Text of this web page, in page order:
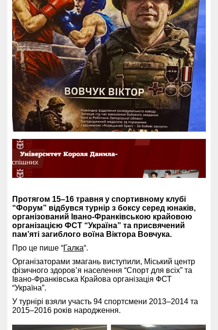
Протягом 15–16 травня у спортивному клубі
“Форум” відбувся турнір з боксу серед юнаків,
організований Івано-Франківською крайовою
організацією ФСТ “Україна” та присвячений
пам’яті загиблого воїна Віктора Вовчука.
Про це пише “Галка“.
Організаторами змагань виступили, Міський центр
фізичного здоров’я населення “Спорт для всіх” та
Івано-Франківська Крайова організація ФСТ
“Україна”.
У турнірі взяли участь 94 спортсмени 2013–2014 та
2015–2016 років народження.